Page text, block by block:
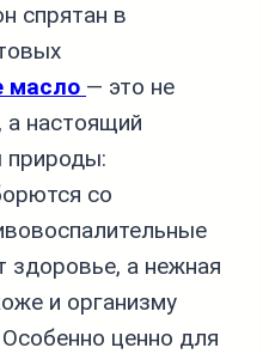
спрятан в
масло — это не
а настоящий
природы:
со
здоровье, а нежная
и организму
ценно для